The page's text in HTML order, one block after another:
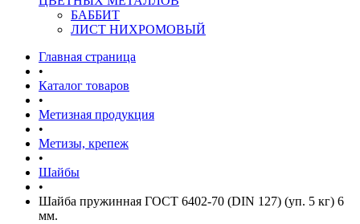
БАББИТ
ЛИСТ НИХРОМОВЫЙ
Главная страница
•
Каталог товаров
•
Метизная продукция
•
Метизы, крепеж
•
Шайбы
•
Шайба пружинная ГОСТ 6402-70 (DIN 127) (уп. 5 кг) 6
мм.